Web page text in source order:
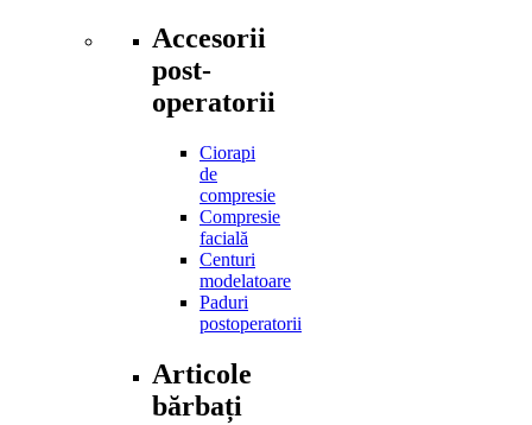
Accesorii
post-
operatorii
Ciorapi
de
compresie
Compresie
facială
Centuri
modelatoare
Paduri
postoperatorii
Articole
bărbați